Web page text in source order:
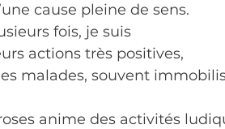
cause pleine de sens.
fois, je suis
actions très positives,
malades, souvent
anime des activités